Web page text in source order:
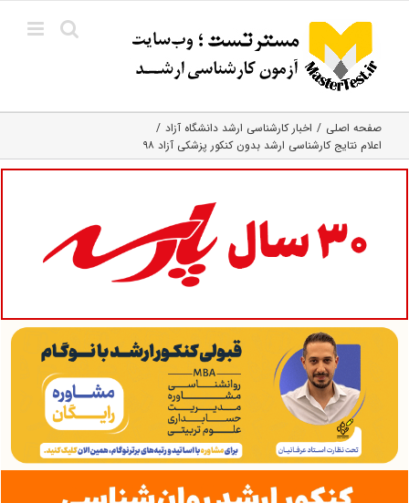
content
صفحه اصلی
اخبار کارشناسی ارشد دانشگاه آزاد
اعلام نتایج کارشناسی ارشد بدون کنکور پزشکی آزاد ۹۸